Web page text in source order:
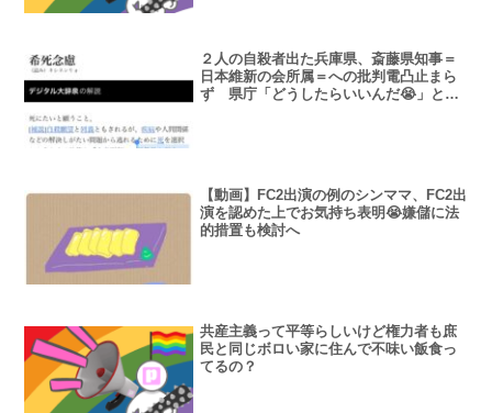
２人の自殺者出た兵庫県、斎藤県知事＝
日本維新の会所属＝への批判電凸止まら
ず 県庁「どうしたらいいんだ😭」とむ
【動画】FC2出演の例のシンママ、FC2出
演を認めた上でお気持ち表明😭嫌儲に法
的措置も検討へ
共産主義って平等らしいけど権力者も庶
民と同じボロい家に住んで不味い飯食っ
てるの？